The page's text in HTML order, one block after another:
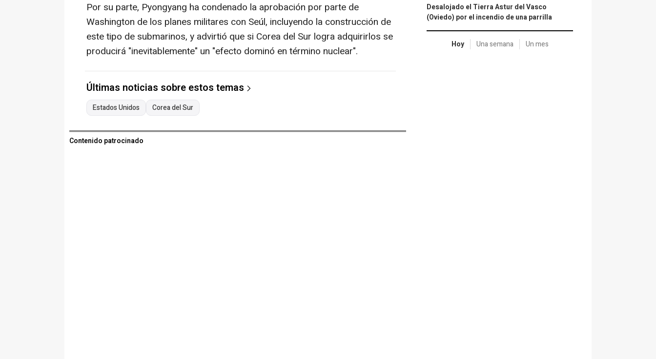
Por su parte, Pyongyang ha condenado la aprobación por parte de
Washington de los planes militares con Seúl, incluyendo la construcción de
este tipo de submarinos, y advirtió que si Corea del Sur logra adquirirlos se
producirá "inevitablemente" un "efecto dominó en término nuclear".
Últimas noticias sobre estos temas
Estados Unidos Corea del Sur
Contenido patrocinado
Desalojado el Tierra Astur del Vasco
(Oviedo) por el incendio de una parrilla
Hoy Una semana Un mes